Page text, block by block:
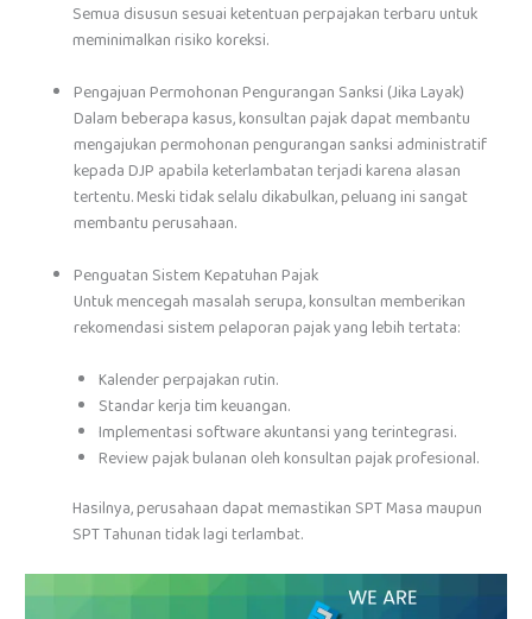
Semua disusun sesuai ketentuan perpajakan terbaru untuk
meminimalkan risiko koreksi.
Pengajuan Permohonan Pengurangan Sanksi (Jika Layak)
Dalam beberapa kasus, konsultan pajak dapat membantu
mengajukan permohonan pengurangan sanksi administratif
kepada DJP apabila keterlambatan terjadi karena alasan
tertentu. Meski tidak selalu dikabulkan, peluang ini sangat
membantu perusahaan.
Penguatan Sistem Kepatuhan Pajak
Untuk mencegah masalah serupa, konsultan memberikan
rekomendasi sistem pelaporan pajak yang lebih tertata:
Kalender perpajakan rutin.
Standar kerja tim keuangan.
Implementasi software akuntansi yang terintegrasi.
Review pajak bulanan oleh konsultan pajak profesional.
Hasilnya, perusahaan dapat memastikan SPT Masa maupun
SPT Tahunan tidak lagi terlambat.